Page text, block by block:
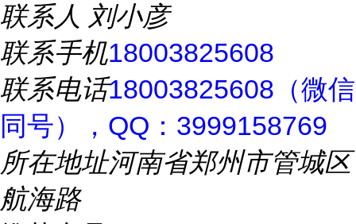
联系人 刘小彦
联系手机18003825608
联系电话18003825608（微信
同号），QQ：3999158769
所在地址河南省郑州市管城区
航海路